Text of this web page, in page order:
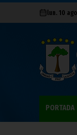
lun. 10
PORTADA